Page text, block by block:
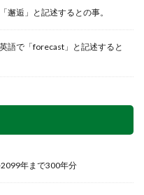
邂逅」と記述するとの事。
語で「forecast」と記述すると
年まで300年分